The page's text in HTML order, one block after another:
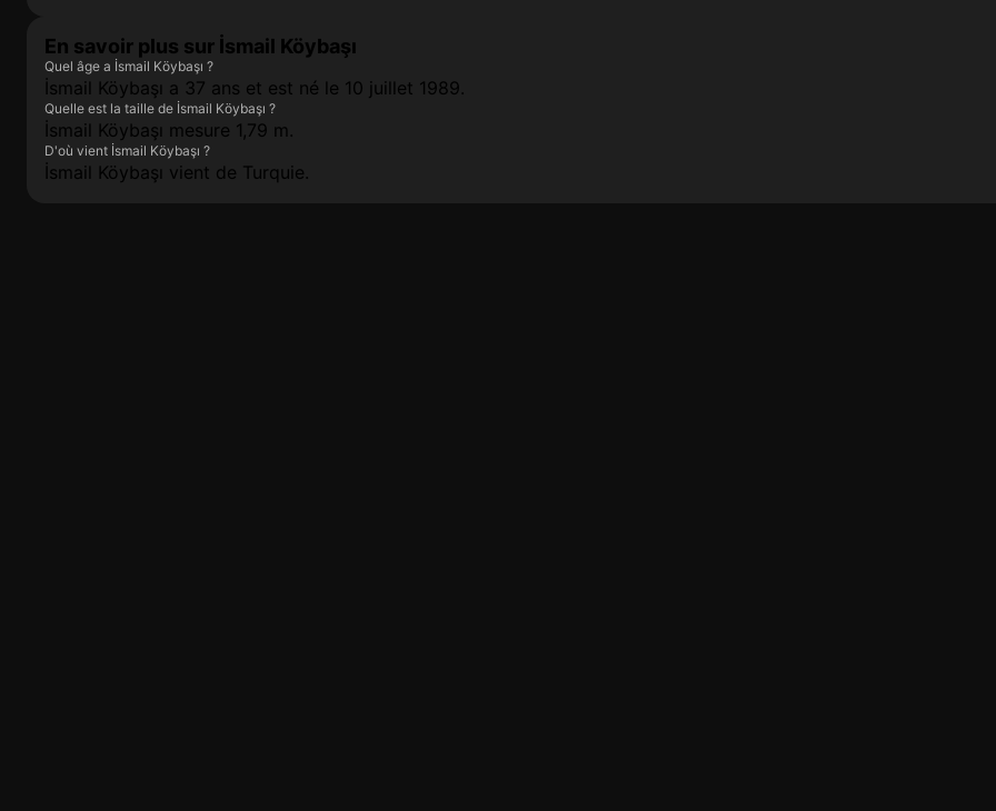
En savoir plus sur İsmail Köybaşı
Quel âge a İsmail Köybaşı ?
İsmail Köybaşı a 37 ans et est né le 10 juillet 1989.
Quelle est la taille de İsmail Köybaşı ?
İsmail Köybaşı mesure 1,79 m.
D'où vient İsmail Köybaşı ?
İsmail Köybaşı vient de Turquie.